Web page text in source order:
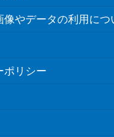
像やデータの利用につ
ポリシー